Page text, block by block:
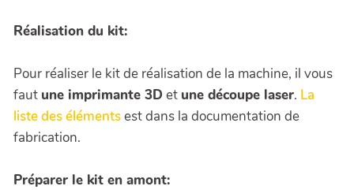
Réalisation du kit:
Pour réaliser le kit de réalisation de la machine, il vous
faut une imprimante 3D et une découpe laser. La
liste des élémentsest dans la documentation de
fabrication.
Préparer le kit en amont: